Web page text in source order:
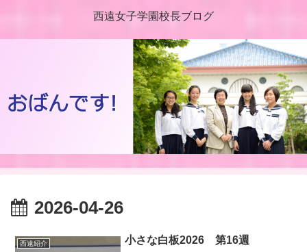
西遠女子学園校長ブログ
2026-04-26
西遠紹介 小さな白板2026 第16週